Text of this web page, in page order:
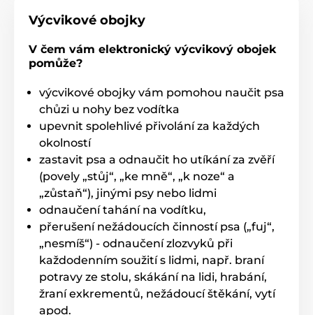
Výcvikové obojky
V čem vám elektronický výcvikový obojek
pomůže?
výcvikové obojky vám pomohou naučit psa
chůzi u nohy bez vodítka
upevnit spolehlivé přivolání za každých
okolností
zastavit psa a odnaučit ho utíkání za zvěří
(povely „stůj“, „ke mně“, „k noze“ a
„zůstaň“), jinými psy nebo lidmi
odnaučení tahání na vodítku,
přerušení nežádoucích činností psa („fuj“,
„nesmíš“) - odnaučení zlozvyků při
každodenním soužití s lidmi, např. braní
potravy ze stolu, skákání na lidi, hrabání,
žraní exkrementů, nežádoucí štěkání, vytí
apod.